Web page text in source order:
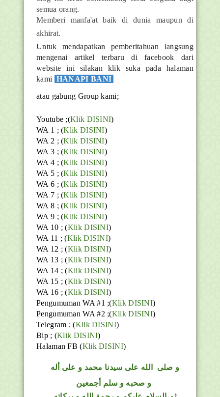
semua orang.
Memberi manfa'at baik di dunia maupun di
akhirat.
Untuk mendapatkan pemberitahuan langsung
mengenai artikel terbaru di facebook dari
website ini silakan klik suka pada halaman
kami HANAPI BANI
atau gabung Group kami;
Youtube ;(Klik DISINI)
WA 1 ; (Klik DISINI)
WA 2 ; (Klik DISINI)
WA 3 ; (Klik DISINI)
WA 4 ; (Klik DISINI)
WA 5 ; (Klik DISINI)
WA 6 ; (Klik DISINI)
WA 7 ; (Klik DISINI)
WA 8 ; (Klik DISINI)
WA 9 ; (Klik DISINI)
WA 10 ; (Klik DISINI)
WA 11 ; (Klik DISINI)
WA 12 ; (Klik DISINI)
WA 13 ; (Klik DISINI)
WA 14 ; (Klik DISINI)
WA 15 ; (Klik DISINI)
WA 16 ; (Klik DISINI)
Pengumuman WA #1 ;(Klik DISINI)
Pengumuman WA #2 ;(Klik DISINI)
Telegram ;(Klik DISINI)
Bip ; (Klik DISINI)
Halaman FB(Klik DISINI)
و صلى الله على سيدنا محمد و على أله
و صحبه و سلم أجمعين